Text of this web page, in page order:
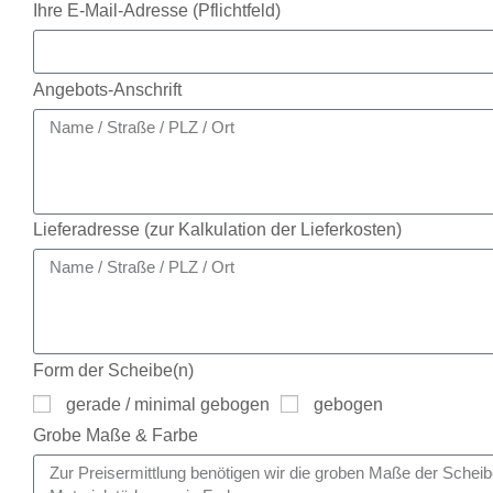
Ihre E-Mail-Adresse (Pflichtfeld)
Angebots-Anschrift
Lieferadresse (zur Kalkulation der Lieferkosten)
Form der Scheibe(n)
gerade / minimal gebogen
gebogen
Grobe Maße & Farbe